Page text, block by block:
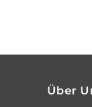
Über